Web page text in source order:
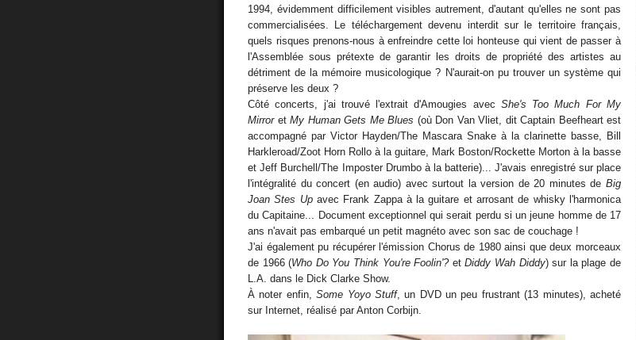
1994, évidemment difficilement visibles autrement, d'autant qu'elles ne sont pas
commercialisées. Le téléchargement devenu interdit sur le territoire français,
quels risques prenons-nous à enfreindre cette loi honteuse qui vient de passer à
l'Assemblée sous prétexte de garantir les droits de propriété des artistes au
détriment de la mémoire musicologique ? N'aurait-on pu trouver un système qui
préserve les deux ?
Côté concerts, j'ai trouvé l'extrait d'Amougies avec She's Too Much For My
Mirroret My Human Gets Me Blues (où Don Van Vliet, dit Captain Beefheart est
accompagné par Victor Hayden/The Mascara Snake à la clarinette basse, Bill
Harkleroad/Zoot Horn Rollo à la guitare, Mark Boston/Rockette Morton à la basse
et Jeff Burchell/The Imposter Drumbo à la batterie)... J'avais enregistré sur place
l'intégralité du concert (en audio) avec surtout la version de 20 minutes de Big
Joan Stes Upavec Frank Zappa à la guitare et arrosant de whisky l'harmonica
du Capitaine... Document exceptionnel qui serait perdu si un jeune homme de 17
ans n'avait pas embarqué un petit magnéto avec son sac de couchage !
J'ai également pu récupérer l'émission Chorus de 1980 ainsi que deux morceaux
de 1966 (Who Do You Think You're Foolin'?etDiddy Wah Diddy) sur la plage de
L.A. dans le Dick Clarke Show.
À noter enfin,Some Yoyo Stuff, un DVD un peu frustrant (13 minutes), acheté
sur Internet, réalisé par Anton Corbijn.